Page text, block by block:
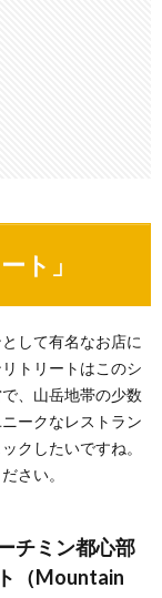
ト」
して有名なお店に
トリートはこのシ
、山岳地帯の少数
ークなレストラン
クしたいですね。
さい。
チミン都心部
（Mountain